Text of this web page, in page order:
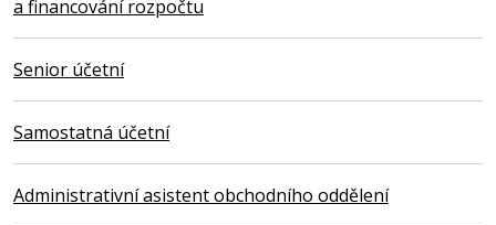
a financování rozpočtu
Senior účetní
Samostatná účetní
Administrativní asistent obchodního oddělení